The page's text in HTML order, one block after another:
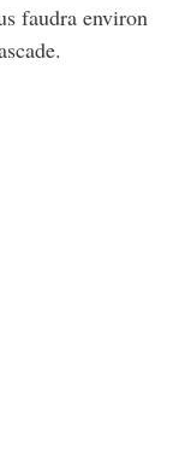
faudra environ